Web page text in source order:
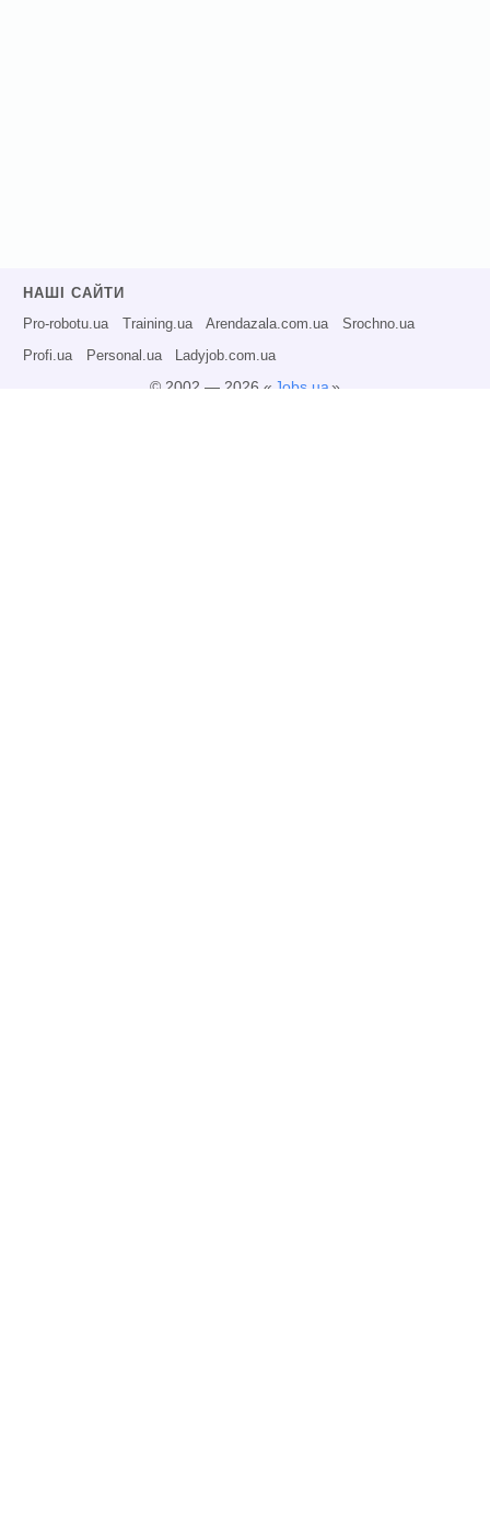
НАШІ САЙТИ
Pro-robotu.ua Training.ua Arendazala.com.ua Srochno.ua
Profi.ua Personal.ua Ladyjob.com.ua
© 2002 — 2026 « Jobs.ua»